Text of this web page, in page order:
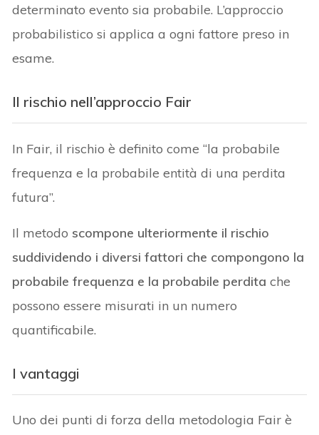
determinato evento sia probabile. L’approccio
probabilistico si applica a ogni fattore preso in
esame.
Il rischio nell’approccio Fair
In Fair, il rischio è definito come “la probabile
frequenza e la probabile entità di una perdita
futura”.
Il metodo scompone ulteriormente il rischio
suddividendo i diversi fattori che compongono la
probabile frequenza e la probabile perditache
possono essere misurati in un numero
quantificabile.
I vantaggi
Uno dei punti di forza della metodologia Fair è